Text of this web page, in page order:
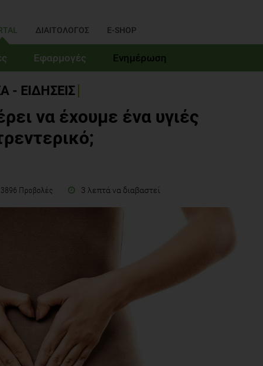
ΔΙΑΙΤΟΛΟΓΟΣ E-SHOP
Εφαρμογές Ενημέρωση
- ΕΙΔΗΣΕΙΣ
να έχουμε ένα υγιές
Προβολές 3 λεπτά να διαβαστεί